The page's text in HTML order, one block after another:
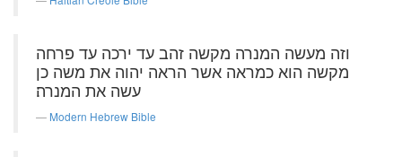
וזה מעשה המנרה מקשה זהב עד ירכה עד פרחה
מקשה הוא כמראה אשר הראה יהוה את משה כן
עשה את המנרה׃
Modern Hebrew Bible